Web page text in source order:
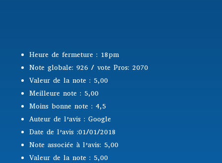
Heure de fermeture : 18pm
Note globale: 926 / vote Pros: 2070
Valeur de la note : 5,00
Meilleure note : 5,00
Moins bonne note : 4,5
Auteur de l’avis : Google
Date de l’avis :01/01/2018
Note associée à l’avis: 5,00
Valeur de la note : 5,00